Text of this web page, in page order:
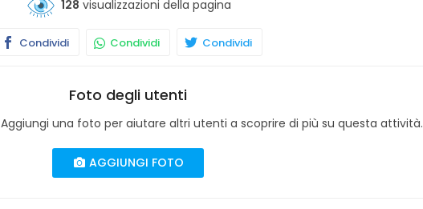
128 visualizzazioni della pagina
Condividi Condividi Condividi
Foto degli utenti
Aggiungi una foto per aiutare altri utenti a scoprire di più su questa attività.
AGGIUNGI FOTO